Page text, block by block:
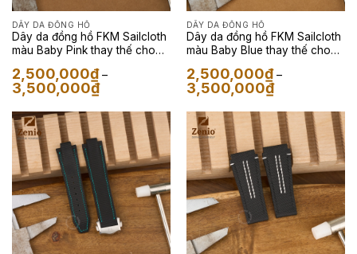
DÂY DA ĐỒNG HỒ
Dây da đồng hồ FKM Sailcloth
màu Baby Pink thay thế cho
2,500,000₫ –
3,500,000₫Khoảng
giá:
2,500,000₫
đến
3,500,000₫
DÂY DA ĐỒNG HỒ
Dây da đồng hồ FKM Sailcloth
màu Baby Blue thay thế cho
2,500,000₫ –
3,500,000₫Khoảng
giá:
2,500,000₫
đến
3,500,000₫